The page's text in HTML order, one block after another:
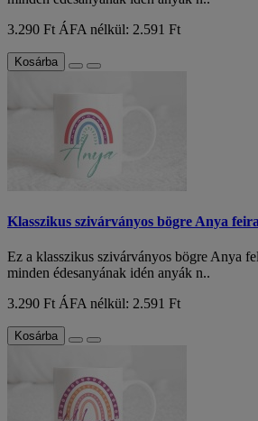
3.290 Ft ÁFA nélkül: 2.591 Ft
Kosárba
Klasszikus szivárványos bögre Anya
Ez a klasszikus szivárványos bögre Anya
minden édesanyának idén anyák n..
3.290 Ft ÁFA nélkül: 2.591 Ft
Kosárba